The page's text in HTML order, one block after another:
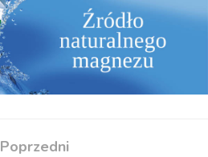
Poprzedni